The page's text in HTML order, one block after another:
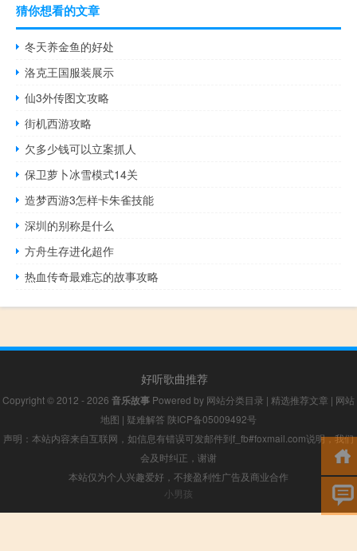
猜你想看的文章
冬天养金鱼的好处
洛克王国服装展示
仙3外传图文攻略
街机西游攻略
欠多少钱可以立案抓人
保卫萝卜冰雪模式14关
造梦西游3怎样卡朱雀技能
深圳的别称是什么
方舟生存进化超作
热血传奇最难忘的故事攻略
好听歌曲推荐
Copyright © 2012 - 2026 音乐故事 Powered by 网站分类目录 | 精选推荐文章 | 网站
地图 | 疑难解答 陕ICP备05009492号
声明：本站内容来自互联网，如信息有错误可发邮件到f_fb#foxmail.com说明，我们
会及时纠正，谢谢
本站仅为个人兴趣爱好，不接盈利性广告及商业合作
小男孩